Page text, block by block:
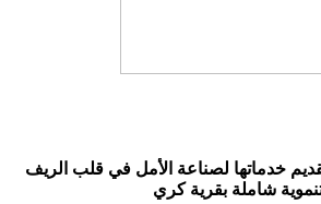
خدماتها لصناعة الأمل في قلب الريف
شاملة بقرية كري